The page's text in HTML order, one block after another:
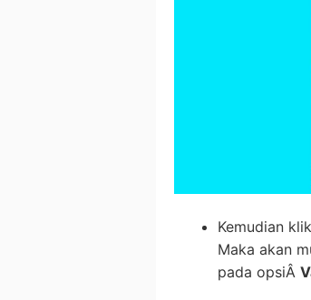
Kemudian
Maka akan
pada opsiÂ